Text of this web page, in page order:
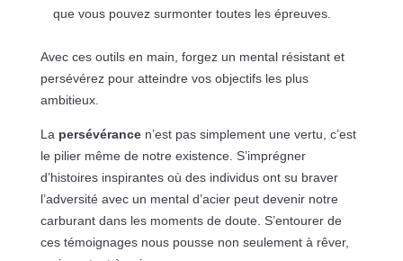
que vous pouvez surmonter toutes les épreuves.
Avec ces outils en main, forgez un mental résistant et
persévérez pour atteindre vos objectifs les plus
ambitieux.
La persévérancen’est pas simplement une vertu, c’est
le pilier même de notre existence. S’imprégner
d’histoires inspirantes où des individus ont su braver
l’adversité avec un mental d’acier peut devenir notre
carburant dans les moments de doute. S’entourer de
ces témoignages nous pousse non seulement à rêver,